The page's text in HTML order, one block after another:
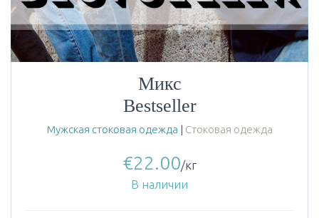
Микс
Bestseller
Мужская стоковая одежда | Стоковая одежда
€22.00/кг
В наличии